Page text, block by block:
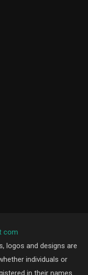
com
logos and designs are
individuals or
in their names.